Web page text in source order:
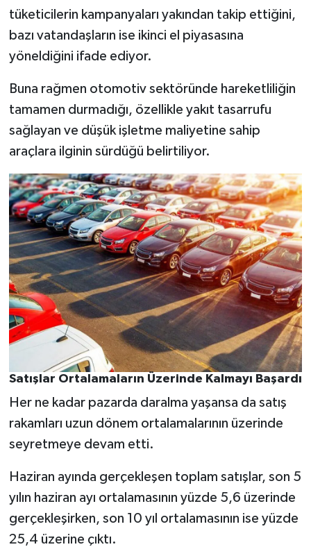
tüketicilerin kampanyaları yakından takip ettiğini,
bazı vatandaşların ise ikinci el piyasasına
yöneldiğini ifade ediyor.
Buna rağmen otomotiv sektöründe hareketliliğin
tamamen durmadığı, özellikle yakıt tasarrufu
sağlayan ve düşük işletme maliyetine sahip
araçlara ilginin sürdüğü belirtiliyor.
Satışlar Ortalamaların Üzerinde Kalmayı Başardı
Her ne kadar pazarda daralma yaşansa da satış
rakamları uzun dönem ortalamalarının üzerinde
seyretmeye devam etti.
Haziran ayında gerçekleşen toplam satışlar, son 5
yılın haziran ayı ortalamasının yüzde 5,6 üzerinde
gerçekleşirken, son 10 yıl ortalamasının ise yüzde
25,4 üzerine çıktı.